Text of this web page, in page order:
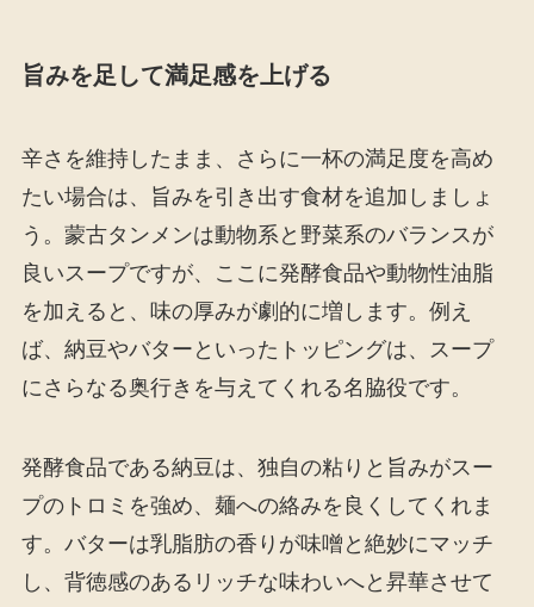
旨みを足して満足感を上げる
辛さを維持したまま、さらに一杯の満足度を高め
たい場合は、旨みを引き出す食材を追加しましょ
う。蒙古タンメンは動物系と野菜系のバランスが
良いスープですが、ここに発酵食品や動物性油脂
を加えると、味の厚みが劇的に増します。例え
ば、納豆やバターといったトッピングは、スープ
にさらなる奥行きを与えてくれる名脇役です。
発酵食品である納豆は、独自の粘りと旨みがスー
プのトロミを強め、麺への絡みを良くしてくれま
す。バターは乳脂肪の香りが味噌と絶妙にマッチ
し、背徳感のあるリッチな味わいへと昇華させて